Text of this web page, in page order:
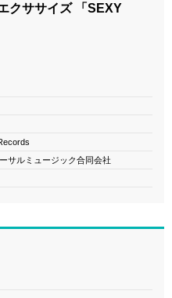
クササイズ 「SEXY
サルミュージック合同会社